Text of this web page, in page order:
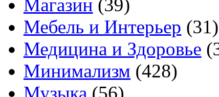
Магазин (39)
Мебель и Интерьер (31)
Медицина и Здоровье
Минимализм (428)